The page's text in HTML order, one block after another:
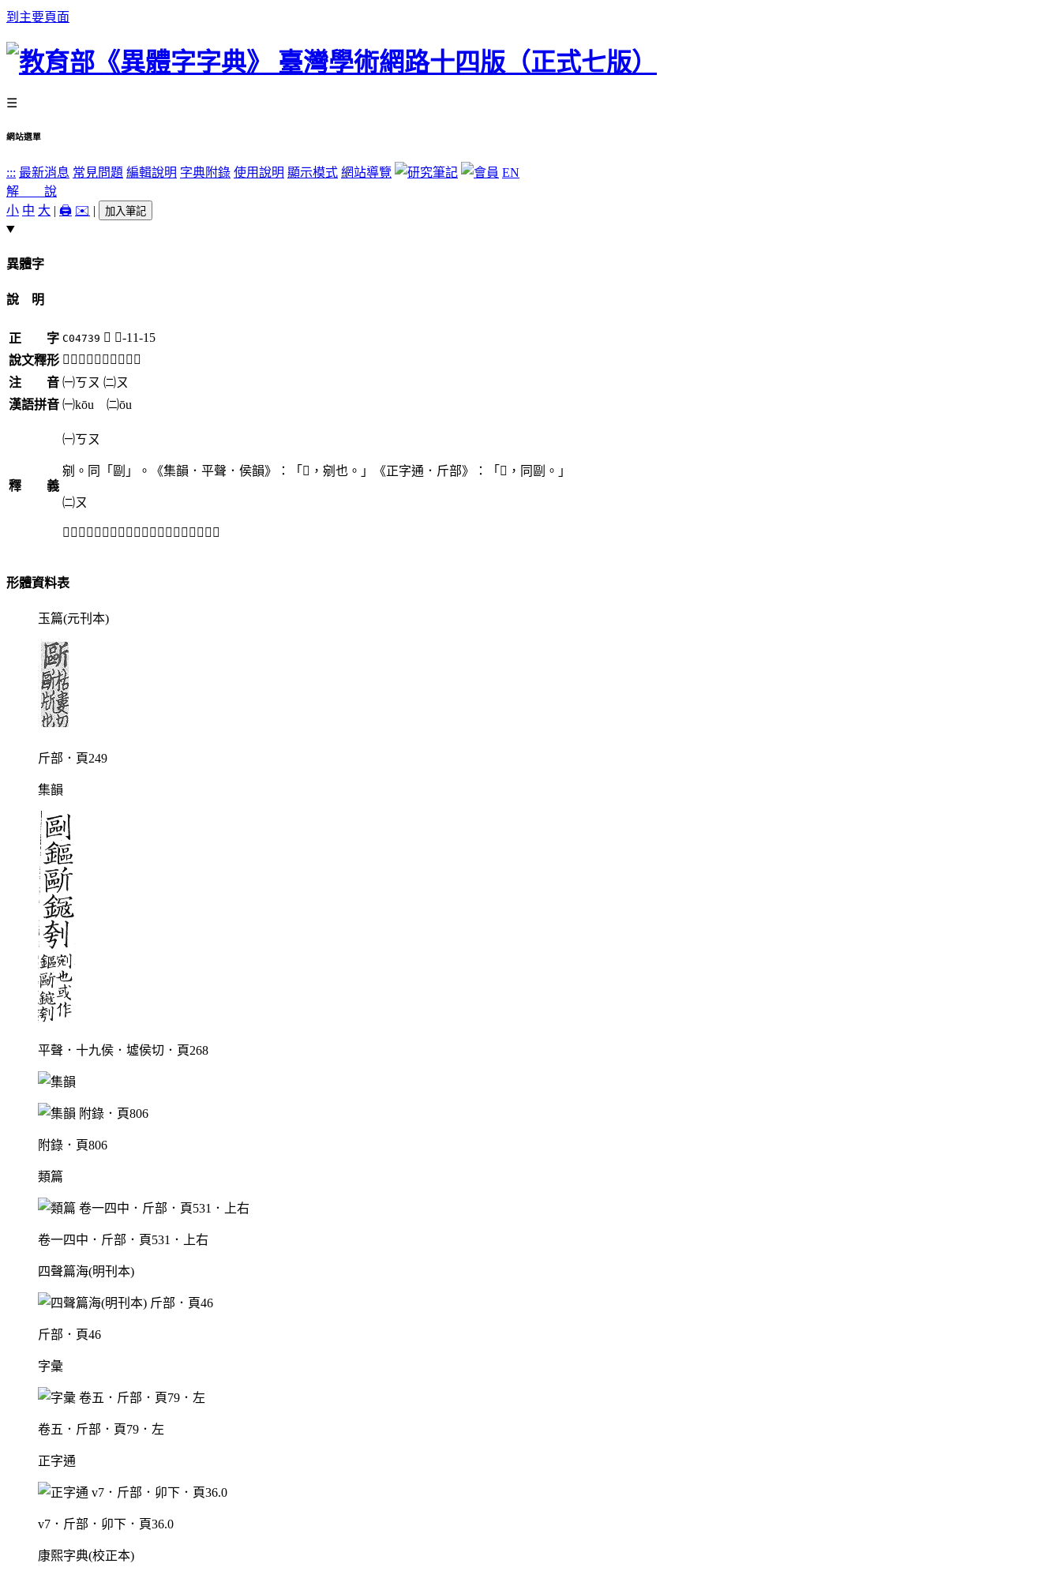
到主要頁面
☰
網站選單
::: 最新消息 常見問題 編輯說明 字典附錄 使用說明 顯示模式 網站導覽
EN
解 說
小 中 大 | 🖨️ ✉️ | 加入筆記
異體字
說 明
正 字 C04739 𣂻 斤-11-15
說文釋形 「𣂻」《說文》不錄。
注 音 ㈠ㄎㄡ ㈡ㄡ
漢語拼音 ㈠kōu ㈡ōu
釋 義
㈠ㄎㄡ
剜。同「剾」。《集韻．平聲．侯韻》：「𣂻，剜也。」《正字通．斤部》：「𣂻，同剾。」
㈡ㄡ
「𣂻𣂮」：偃鉏。見《集韻．平聲．侯韻》。
形體資料表
玉篇(元刊本)
斤部．頁249
集韻
平聲．十九侯．墟侯切．頁268
附錄．頁806
類篇
卷一四中．斤部．頁531．上右
四聲篇海(明刊本)
斤部．頁46
字彙
卷五．斤部．頁79．左
正字通
v7．斤部．卯下．頁36.0
康熙字典(校正本)